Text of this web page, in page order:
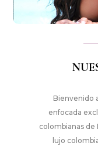
Bienvenido
enfocada
colombianas de
lujo